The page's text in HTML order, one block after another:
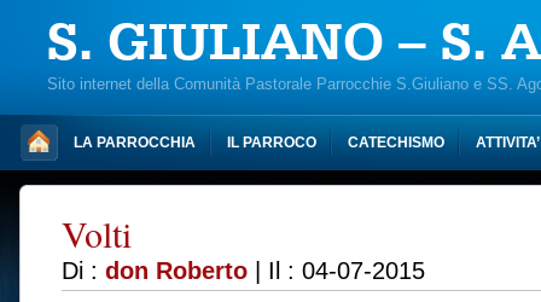
S. GIULIANO – S.
Sito internet della Comunità Pastorale Parrocchie S.Giuliano e SS.
LA PARROCCHIA IL PARROCO CATECHISMO
Volti
Di : don Roberto | Il : 04-07-2015